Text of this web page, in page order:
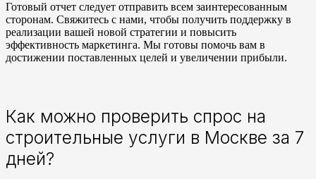
Готовый отчет следует отправить всем заинтересованным
сторонам. Свяжитесь с нами, чтобы получить поддержку в
реализации вашей новой стратегии и повысить
эффективность маркетинга. Мы готовы помочь вам в
достижении поставленных целей и увеличении прибыли.
Как можно проверить спрос на
строительные услуги в Москве за 7
дней?